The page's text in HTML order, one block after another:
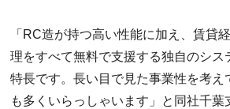
「RC造が持つ高い性能に加え、賃貸
理をすべて無料で支援する独自のシス
特長です。長い目で見た事業性を考え
も多くいらっしゃいます」と同社千